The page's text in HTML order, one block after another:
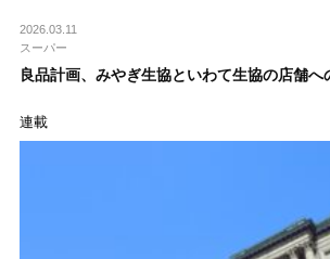
2026.03.11
スーパー
良品計画、みやぎ生協といわて生協の店舗へ
連載